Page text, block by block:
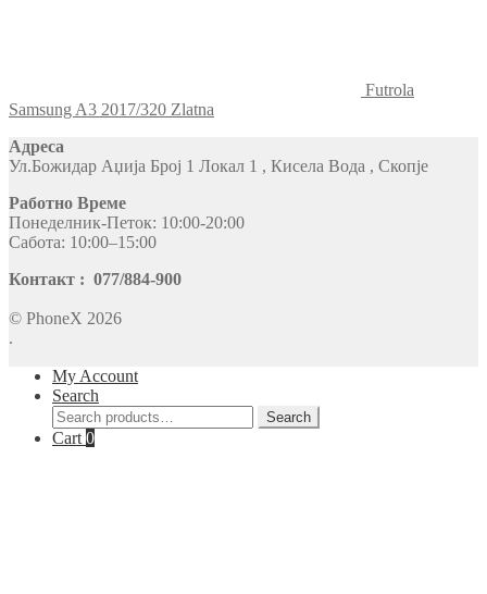
Futrola
Samsung A3 2017/320 Zlatna
Адреса
Ул.Божидар Аџија Број 1 Локал 1 , Кисела Вода , Скопје
Работно Време
Понеделник-Петок: 10:00-20:00
Сабота: 10:00–15:00
Контакт : 077/884-900
© PhoneX 2026
.
My Account
Search
Search
for:
Search
Cart 0